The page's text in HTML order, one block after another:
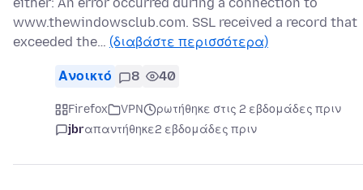
either: An error occurred during a connection to
www.thewindowsclub.com. SSL received a record that
exceeded the… (διαβάστε περισσότερα)
Ανοικτό 8 40
Firefox VPN
ρωτήθηκε στις 2 εβδομάδες πριν
jbrαπαντήθηκε2 εβδομάδες πριν